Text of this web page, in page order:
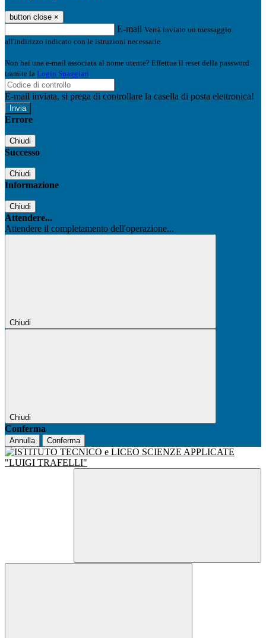
button close ×
E-mail Verrà inviato un messaggio
all'indirizzo indicato con le istruzioni necessarie.
Non hai una e-mail associata al nome utente? Effettua il reset della password
tramite la Login Spaggiari
E-mail inviata, si prega di controllare la casella di posta elettronica!
Errore
Chiudi
Successo
Chiudi
Informazione
Chiudi
Attendere...
Attendere il completamento dell'operazione...
Chiudi
Chiudi
Conferma
Annulla Conferma